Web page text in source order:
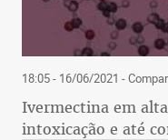
18:05 - 16/06/2021 -
Ivermectina em
intoxicação e até